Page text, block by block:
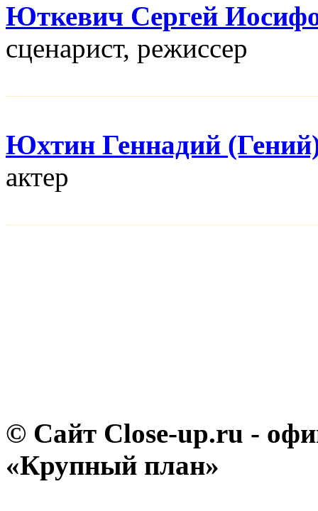
Юткевич Сергей
сценарист, режисcер
Юхтин Геннадий
актер
© Сайт Close-up.ru -
«Крупный план»